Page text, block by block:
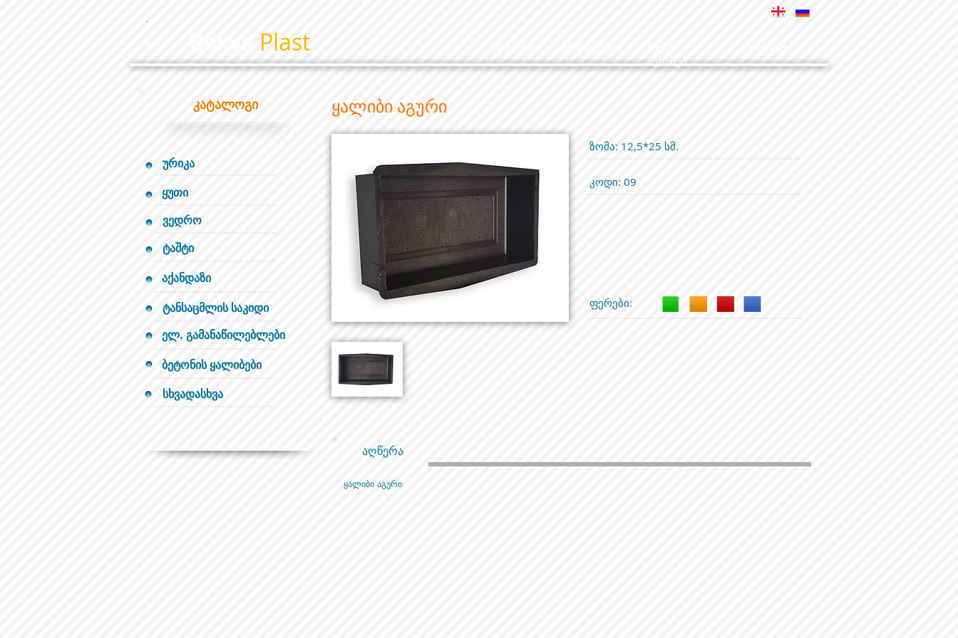
Plast
შესახებ
კატალოგი
ურიკა
ყუთი
ვედრო
ტაშტი
აქანდაზი
ტანსაცმლის საკიდი
ელ. გამანაწილებლები
ბეტონის ყალიბები
სხვადასხვა
ყალიბი აგური
ზომა: 12,5*25 სმ.
კოდი: 09
ფერები:
აღწერა
ყალიბი აგური